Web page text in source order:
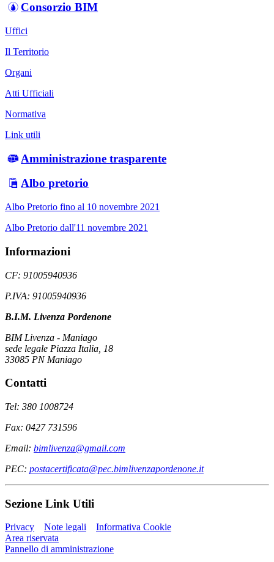
Consorzio BIM
Uffici
Il Territorio
Organi
Atti Ufficiali
Normativa
Link utili
Amministrazione trasparente
Albo pretorio
Albo Pretorio fino al 10 novembre 2021
Albo Pretorio dall'11 novembre 2021
Informazioni
CF: 91005940936
P.IVA: 91005940936
B.I.M. Livenza Pordenone
BIM Livenza - Maniago
sede legale Piazza Italia, 18
33085 PN Maniago
Contatti
Tel: 380 1008724
Fax: 0427 731596
Email: bimlivenza@gmail.com
PEC: postacertificata@pec.bimlivenzapordenone.it
Sezione Link Utili
Privacy Note legali
Informativa Cookie
Area riservata
Pannello di amministrazione